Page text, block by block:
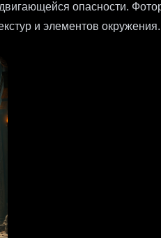
опасности.
и элементов окружения.